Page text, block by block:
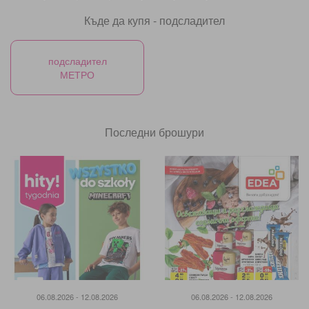
Къде да купя - подсладител
подсладител
МЕТРО
Последни брошури
06.08.2026 - 12.08.2026 06.08.2026 - 12.08.2026